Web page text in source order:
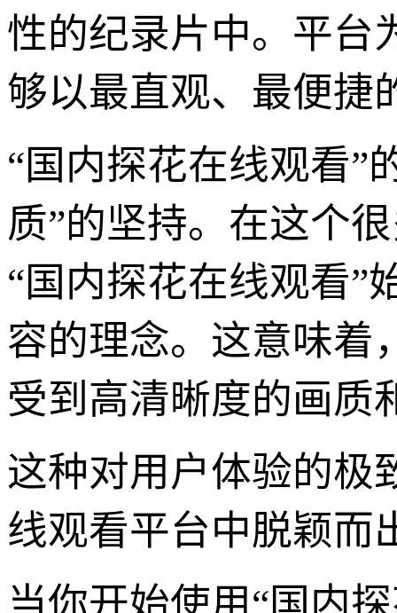
性的纪录片中。平台
够以最直观、最便捷
“国内探花在线观看”
质”的坚持。在这个
“国内探花在线观看”
容的理念。这意味着
受到高清晰度的画质
这种对用户体验的极
线观看平台中脱颖而